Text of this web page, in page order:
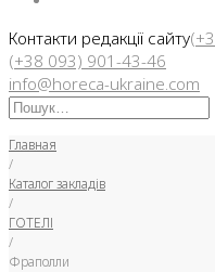
Контакти редакції сайту
(+38 093) 901-43-46
info@horeca-ukraine.com
Искать:
Главная
/
Каталог закладів
/
ГОТЕЛІ
/
Фраполли